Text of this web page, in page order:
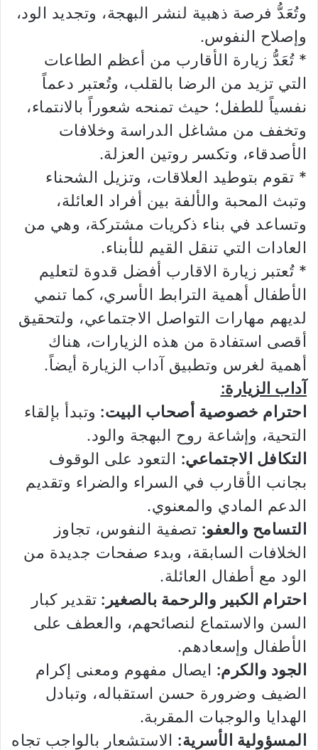
وتُعَدُّ فرصة ذهبية لنشر البهجة، وتجديد الود،
وإصلاح النفوس.
* تُعَدُّ زيارة الأقارب من أعظم الطاعات
التي تزيد من الرضا بالقلب، وتُعتبر دعماً
نفسياً للطفل؛ حيث تمنحه شعوراً بالانتماء،
وتخفف من مشاغل الدراسة وخلافات
الأصدقاء، وتكسر روتين العزلة.
* تقوم بتوطيد العلاقات، وتزيل الشحناء
وتبث المحبة والألفة بين أفراد العائلة،
وتساعد في بناء ذكريات مشتركة، وهي من
العادات التي تنقل القيم للأبناء.
* تُعتبر زيارة الاقارب أفضل قدوة لتعليم
الأطفال أهمية الترابط الأسري، كما تنمي
لديهم مهارات التواصل الاجتماعي، ولتحقيق
أقصى استفادة من هذه الزيارات، هناك
أهمية لغرس وتطبيق آداب الزيارة أيضاً.
آداب الزيارة:
احترام خصوصية أصحاب البيت: وتبدأ بإلقاء
التحية، وإشاعة روح البهجة والود.
التكافل الاجتماعي: التعود على الوقوف
بجانب الأقارب في السراء والضراء وتقديم
الدعم المادي والمعنوي.
التسامح والعفو: تصفية النفوس، تجاوز
الخلافات السابقة، وبدء صفحات جديدة من
الود مع أطفال العائلة.
احترام الكبير والرحمة بالصغير: تقدير كبار
السن والاستماع لنصائحهم، والعطف على
الأطفال وإسعادهم.
الجود والكرم: ايصال مفهوم ومعنى إكرام
الضيف وضرورة حسن استقباله، وتبادل
الهدايا والوجبات المقربة.
المسؤولية الأسرية: الاستشعار بالواجب تجاه